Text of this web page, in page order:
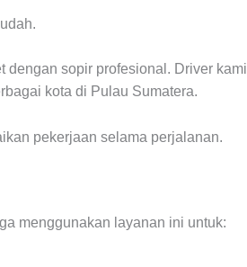
dengan sopir profesional. Driver kami
kota di Pulau Sumatera.
pekerjaan selama perjalanan.
menggunakan layanan ini untuk: